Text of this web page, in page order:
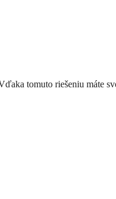
tomuto riešeniu máte